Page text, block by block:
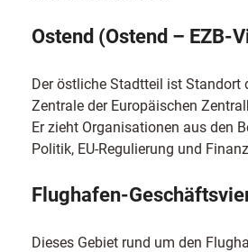
Ostend (Ostend – EZB-
Der östliche Stadtteil ist Standort
Zentrale der Europäischen
Er zieht Organisationen aus den
Politik, EU-Regulierung und
Flughafen-
Dieses Gebiet rund um den